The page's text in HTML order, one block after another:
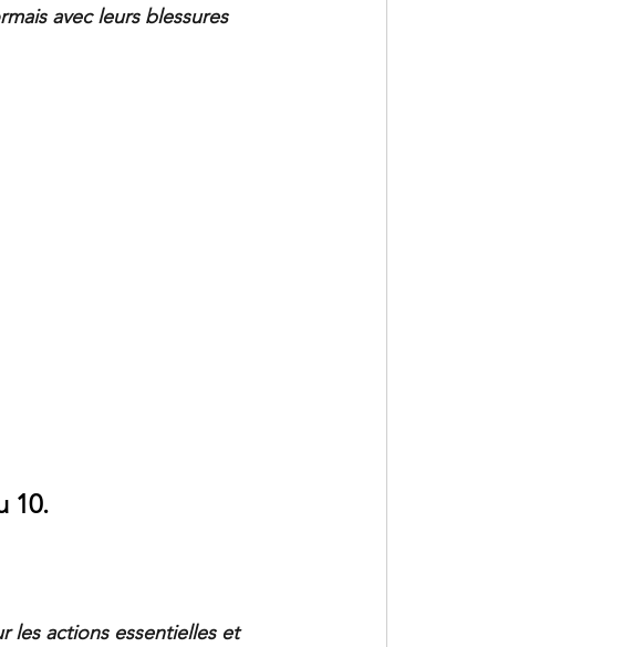
avec leurs blessures
10.
les actions essentielles et